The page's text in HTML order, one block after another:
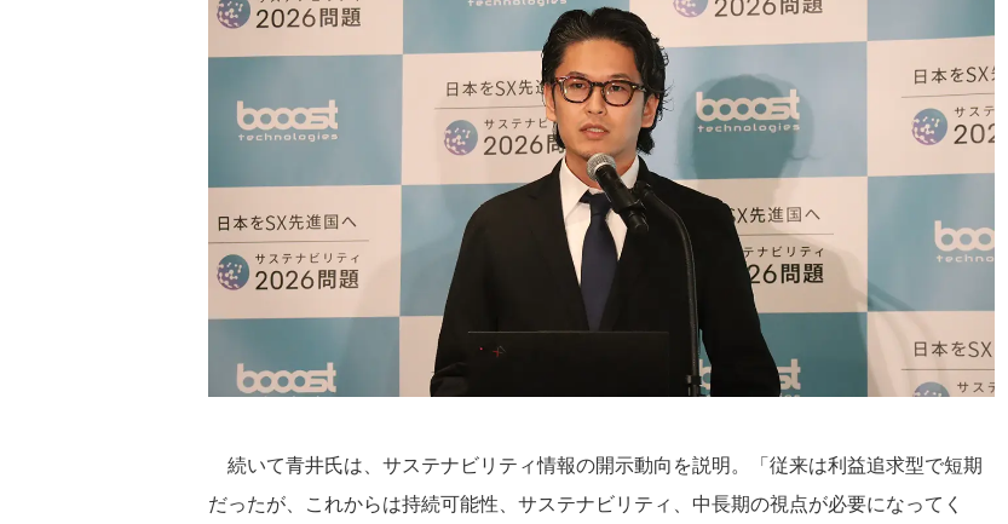
続いて青井氏は、サステナビリティ情報の開示動向を説明。「従来は利益追求型で短期
だったが、これからは持続可能性、サステナビリティ、中長期の視点が必要になってく